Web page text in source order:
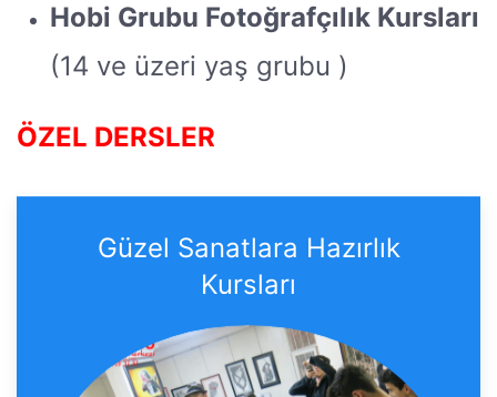
Hobi Grubu Fotoğrafçılık Kursları
(14 ve üzeri yaş grubu )
ÖZEL DERSLER
Güzel Sanatlara Hazırlık
Kursları